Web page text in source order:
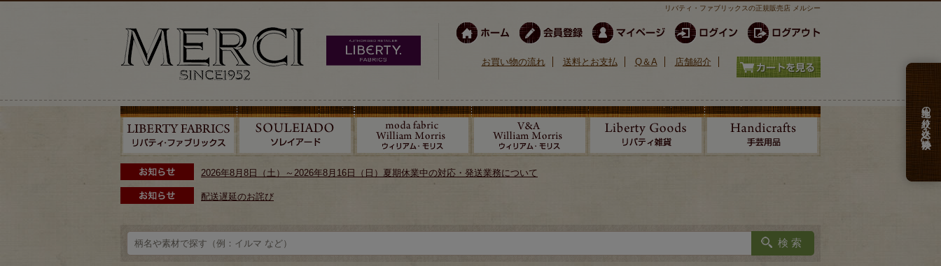
リバティ・ファブリックスの正規販売店 メルシー
お買い物の流れ 送料とお支払 Q＆A 店舗紹介
2026年8月8日（土）～2026年8月16日（日）夏期休業中の対応・発送業務について
配送遅延のお詫び
生地の絞り込み検索